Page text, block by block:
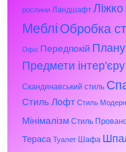
рослини Ландшафт Ліжко
Меблі Обробка
Офіс Передпокій
Предмети інтер'єру
Скандинавський стиль
Стиль Лофт Стиль Модерн
Мінімалізм Стиль
Тераса Туалет Шафа